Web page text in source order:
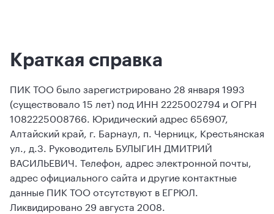
Краткая справка
ПИК ТОО было зарегистрировано 28 января 1993
(существовало 15 лет) под ИНН 2225002794 и ОГРН
1082225008766. Юридический адрес 656907,
Алтайский край, г. Барнаул, п. Черницк, Крестьянская
ул., д.3. Руководитель БУЛЫГИН ДМИТРИЙ
ВАСИЛЬЕВИЧ. Телефон, адрес электронной почты,
адрес официального сайта и другие контактные
данные ПИК ТОО отсутствуют в ЕГРЮЛ.
Ликвидировано 29 августа 2008.